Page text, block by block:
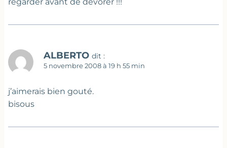
ALBERTO dit :
5 novembre 2008 à 19 h 55 min
j’aimerais bien gouté.
bisous